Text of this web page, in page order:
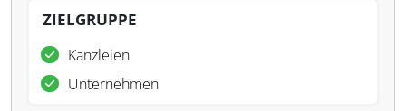
ZIELGRUPPE
Kanzleien
Unternehmen